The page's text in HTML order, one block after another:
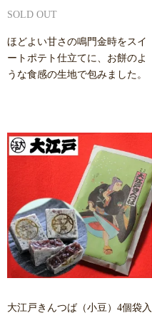
SOLD OUT
ほどよい甘さの鳴門金時をスイ
ートポテト仕立てに、お餅のよ
うな食感の生地で包みました。
大江戸きんつば（小豆）4個袋入